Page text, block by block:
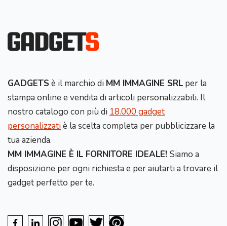
GADGETS è il marchio di MM IMMAGINE SRL per la
stampa online e vendita di articoli personalizzabili. Il
nostro catalogo con più di 18.000 gadget
personalizzatiè la scelta completa per pubblicizzare la
tua azienda.
MM IMMAGINE È IL FORNITORE IDEALE! Siamo a
disposizione per ogni richiesta e per aiutarti a trovare il
gadget perfetto per te.